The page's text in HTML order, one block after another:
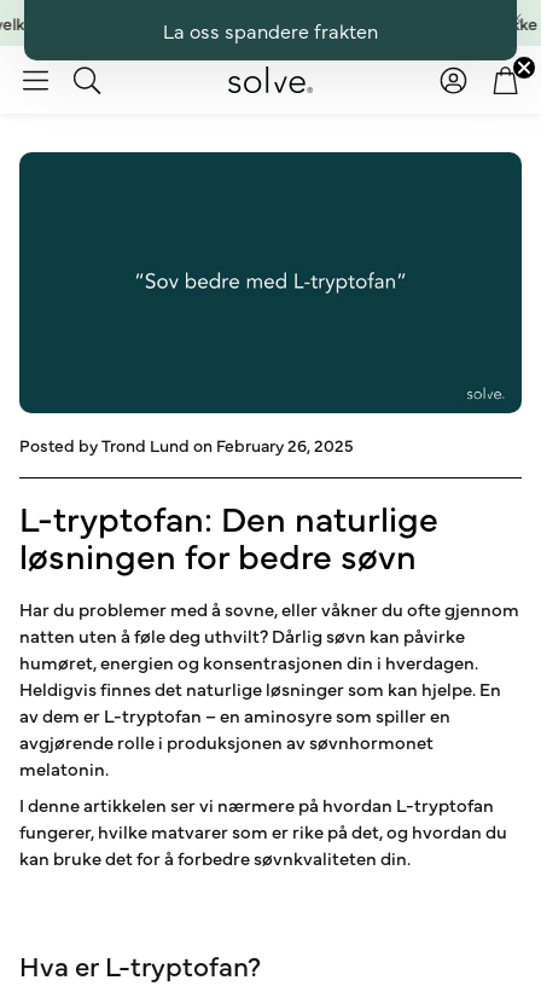
Finn ut om Solve DGS¹⁵ passer deg - få velkomstpakke
Søk
Konto
Posted by Trond Lund on February 26, 2025
L-tryptofan: Den naturlige
løsningen for bedre søvn
Har du problemer med å sovne, eller våkner du ofte gjennom
natten uten å føle deg uthvilt? Dårlig søvn kan påvirke
humøret, energien og konsentrasjonen din i hverdagen.
Heldigvis finnes det naturlige løsninger som kan hjelpe. En
av dem er L-tryptofan – en aminosyre som spiller en
avgjørende rolle i produksjonen av søvnhormonet
melatonin.
I denne artikkelen ser vi nærmere på hvordan L-tryptofan
fungerer, hvilke matvarer som er rike på det, og hvordan du
kan bruke det for å forbedre søvnkvaliteten din.
Hva er L-tryptofan?
La oss spandere frakten